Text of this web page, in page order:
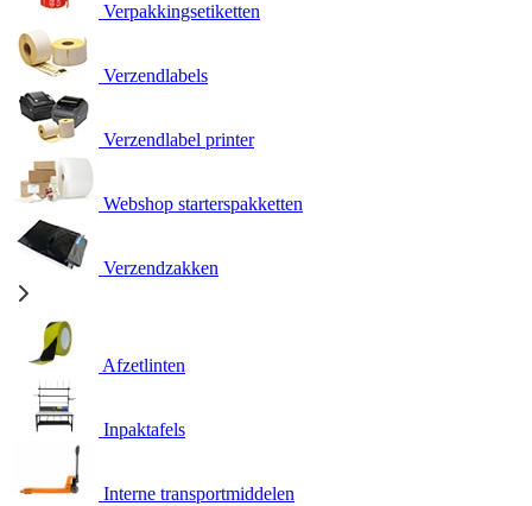
Verpakkingsetiketten
Verzendlabels
Verzendlabel printer
Webshop starterspakketten
Verzendzakken
Afzetlinten
Inpaktafels
Interne transportmiddelen